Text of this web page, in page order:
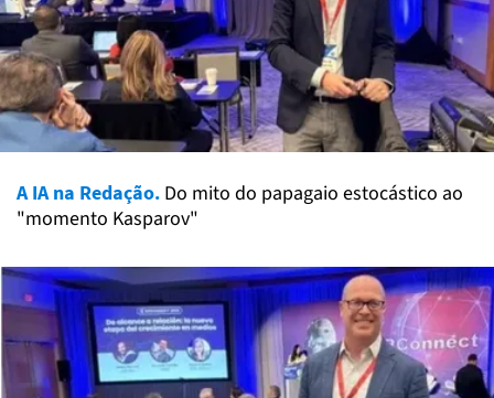
A IA na Redação. Do mito do papagaio estocástico ao
"momento Kasparov"